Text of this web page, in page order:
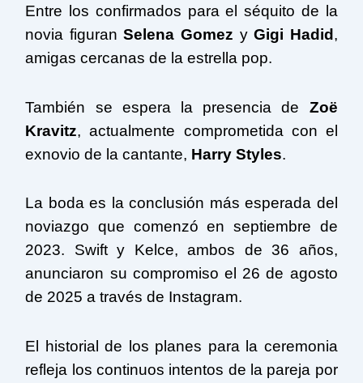
Entre los confirmados para el séquito de la
novia figuranSelena Gomez yGigi Hadid ,
amigas cercanas de la estrella pop.
También se espera la presencia de Zoë
Kravitz, actualmente comprometida con el
exnovio de la cantante, Harry Styles.
La boda es la conclusión más esperada del
noviazgo que comenzó en septiembre de
2023. Swift y Kelce, ambos de 36 años,
anunciaron su compromiso el 26 de agosto
de 2025 a través de Instagram.
El historial de los planes para la ceremonia
refleja los continuos intentos de la pareja por